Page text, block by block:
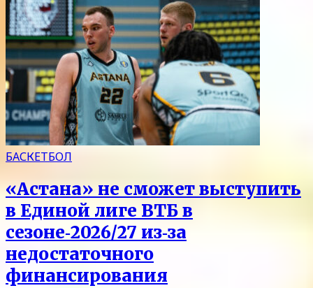
БАСКЕТБОЛ
«Астана» не сможет выступить
в Единой лиге ВТБ в
сезоне‑2026/27 из‑за
недостаточного
финансирования